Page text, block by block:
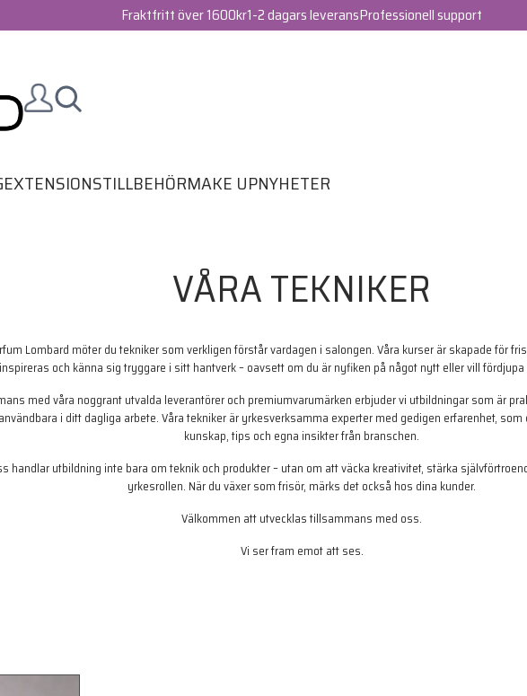
Fraktfritt över 1600kr1-2 dagars leveransProfessionell support
EXTENSIONSTILLBEHÖRMAKE UPNYHETER
VÅRA TEKNIKER
Lombard möter du tekniker som verkligen förstår vardagen i salongen. Våra kurser är skapade för
inspireras och känna sig tryggare i sitt hantverk – oavsett om du är nyfiken på något nytt eller vill fördjupa
med våra noggrant utvalda leverantörer och premiumvarumärken erbjuder vi utbildningar som är
i ditt dagliga arbete. Våra tekniker är yrkesverksamma experter med gedigen erfarenhet,
kunskap, tips och egna insikter från branschen.
handlar utbildning inte bara om teknik och produkter – utan om att väcka kreativitet, stärka
yrkesrollen. När du växer som frisör, märks det också hos dina kunder.
Välkommen att utvecklas tillsammans med oss.
Vi ser fram emot att ses.